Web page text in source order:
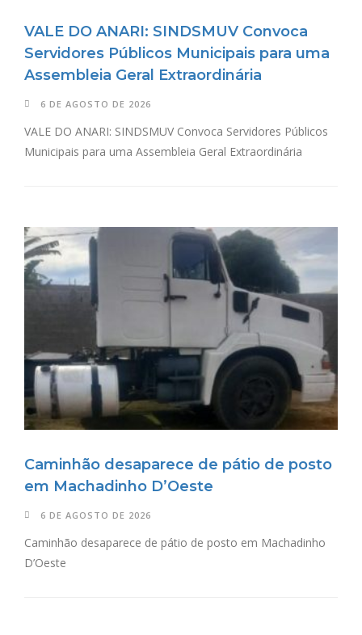
VALE DO ANARI: SINDSMUV Convoca
Servidores Públicos Municipais para uma
Assembleia Geral Extraordinária
6 DE AGOSTO DE 2026
VALE DO ANARI: SINDSMUV Convoca Servidores Públicos
Municipais para uma Assembleia Geral Extraordinária
Caminhão desaparece de pátio de posto
em Machadinho D’Oeste
6 DE AGOSTO DE 2026
Caminhão desaparece de pátio de posto em Machadinho
D’Oeste